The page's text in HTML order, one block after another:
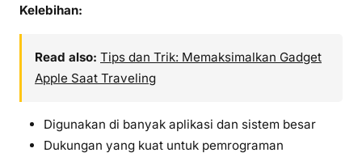
Kelebihan:
Read also: Tips dan Trik: Memaksimalkan Gadget
Apple Saat Traveling
Digunakan di banyak aplikasi dan sistem besar
Dukungan yang kuat untuk pemrograman